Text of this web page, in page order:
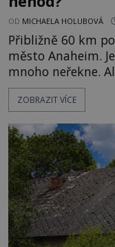
OD MICHAELA HOLUBOVÁ
Přibližně 60 km
město Anaheim.
mnoho neřekne.
Disneyland, je hned jasno. Zábavní
poklidném místě
kolem 17 000 000
velká snaha to
ZOBRAZIT VÍCE